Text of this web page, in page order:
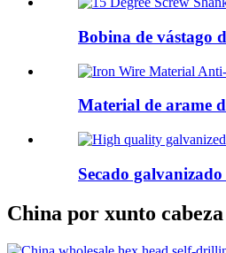
Bobina de vástago
Material de arame
Secado
China por xunto